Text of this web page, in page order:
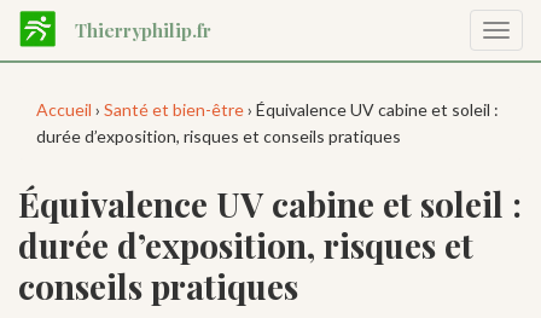
Aller
contenu
Thierryphilip.fr
la
Accueil › Santé et bien-être› Équivalence UV cabine et soleil :
durée d’exposition, risques et conseils pratiques
Équivalence UV cabine et soleil :
durée d’exposition, risques et
conseils pratiques